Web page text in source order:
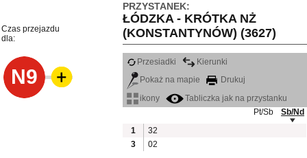
PRZYSTANEK:
ŁÓDZKA - KRÓTKA NŻ
(KONSTANTYNÓW) (3627)
Czas przejazdu
dla:
N9
Przesiadki
Kierunki
Pokaż na mapie
Drukuj
ikony
Tabliczka jak na przystanku
Pt/Sb
Sb/Nd
1
32
3
02